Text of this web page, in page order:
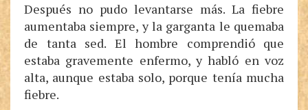
Después no pudo levantarse más. La fiebre
aumentaba siempre, y la garganta le quemaba
de tanta sed. El hombre comprendió que
estaba gravemente enfermo, y habló en voz
alta, aunque estaba solo, porque tenía mucha
fiebre.